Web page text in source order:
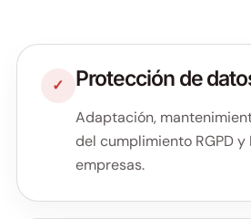
✓ Protección de
Adaptación,
del cumplimiento RGPD y
empresas.